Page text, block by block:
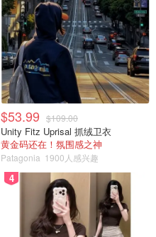
$53.99 $109.00
Unity Fitz Uprisal 抓绒卫衣
黄金码还在！氛围感之神
Patagonia 1900人感兴趣
4